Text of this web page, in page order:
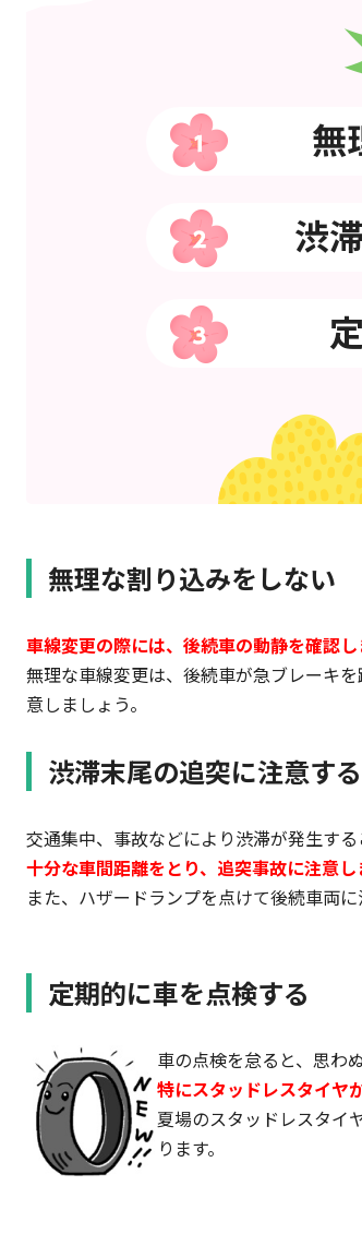
無
渋
無理な割り込みをしない
車線変更の際には、後続車の動静を確認し
無理な車線変更は、後続車が急ブレーキ
意しましょう。
渋滞末尾の追突に注意する
交通集中、事故などにより渋滞が発生する
十分な車間距離をとり、追突事故に注意し
また、ハザードランプを点けて後続車両
定期的に車を点検する
車の点検を怠ると、思わ
特にスタッドレスタイヤ
夏場のスタッドレスタイ
ります。